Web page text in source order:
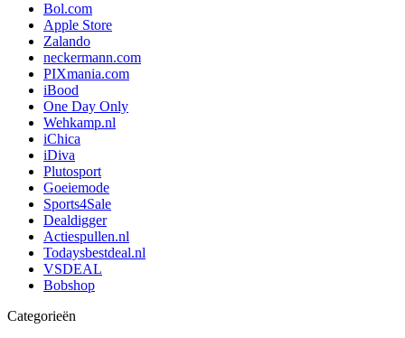
Bol.com
Apple Store
Zalando
neckermann.com
PIXmania.com
iBood
One Day Only
Wehkamp.nl
iChica
iDiva
Plutosport
Goeiemode
Sports4Sale
Dealdigger
Actiespullen.nl
Todaysbestdeal.nl
VSDEAL
Bobshop
Categorieën